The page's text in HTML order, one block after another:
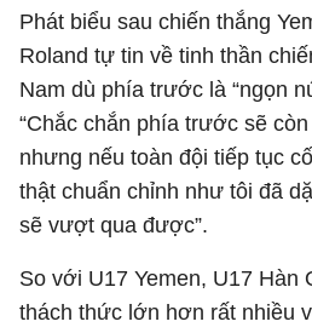
Phát biểu sau chiến thắng
Roland tự tin về tinh thần
Nam dù phía trước là “ngọn
“Chắc chắn phía trước sẽ
nhưng nếu toàn đội tiếp tục
thật chuẩn chỉnh như tôi đã
sẽ vượt qua được”.
So với U17 Yemen, U17 Hàn
thách thức lớn hơn rất nhiều